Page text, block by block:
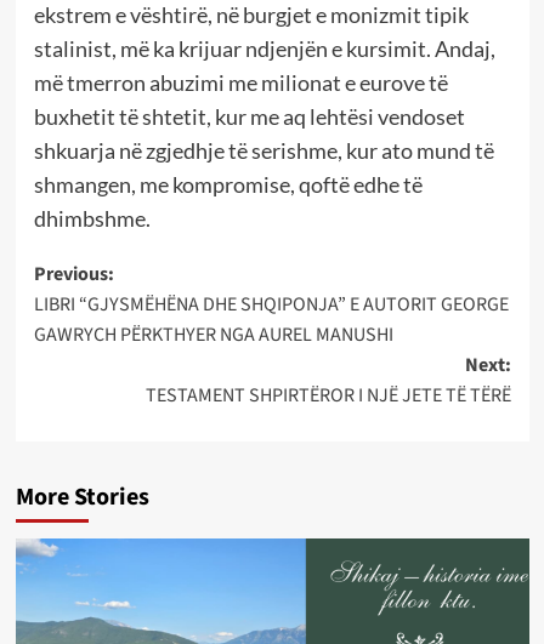
ekstrem e vështirë, në burgjet e monizmit tipik
stalinist, më ka krijuar ndjenjën e kursimit. Andaj,
më tmerron abuzimi me milionat e eurove të
buxhetit të shtetit, kur me aq lehtësi vendoset
shkuarja në zgjedhje të serishme, kur ato mund të
shmangen, me kompromise, qoftë edhe të
dhimbshme.
Post
navigation
Previous:
LIBRI “GJYSMËHËNA DHE SHQIPONJA” E AUTORIT GEORGE
GAWRYCH PËRKTHYER NGA AUREL MANUSHI
Next:
TESTAMENT SHPIRTËROR I NJË JETE TË TËRË
More Stories